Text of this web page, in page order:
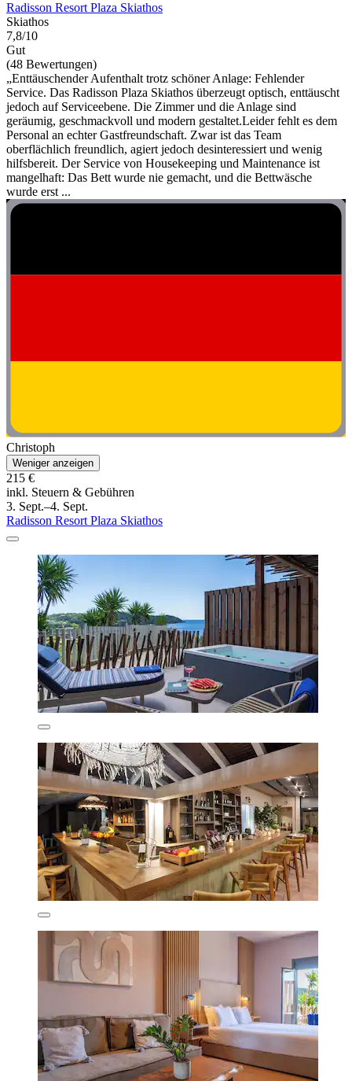
Radisson Resort Plaza Skiathos
Skiathos
7,8/10
Gut
(48 Bewertungen)
„Enttäuschender Aufenthalt trotz schöner Anlage: Fehlender
Service. Das Radisson Plaza Skiathos überzeugt optisch, enttäuscht
jedoch auf Serviceebene. Die Zimmer und die Anlage sind
geräumig, geschmackvoll und modern gestaltet.Leider fehlt es dem
Personal an echter Gastfreundschaft. Zwar ist das Team
oberflächlich freundlich, agiert jedoch desinteressiert und wenig
hilfsbereit. Der Service von Housekeeping und Maintenance ist
mangelhaft: Das Bett wurde nie gemacht, und die Bettwäsche
wurde erst ...
Christoph
Weniger anzeigen
215 €
inkl. Steuern & Gebühren
3. Sept.–4. Sept.
Radisson Resort Plaza Skiathos